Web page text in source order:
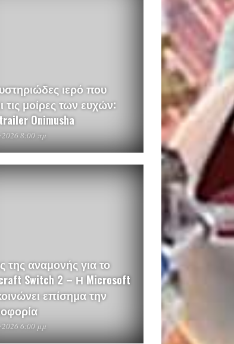
ιερό που
τις μοίρες των ευχών:
Onimusha
8:00 πμ
της αναμονής για το
Switch 2 – Η Microsoft
επίσημα την
6:00 μμ